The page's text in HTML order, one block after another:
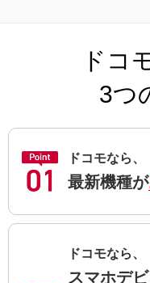
ドコ
3つ
ドコモなら、
最新機種が
ドコモなら、
スマホデ